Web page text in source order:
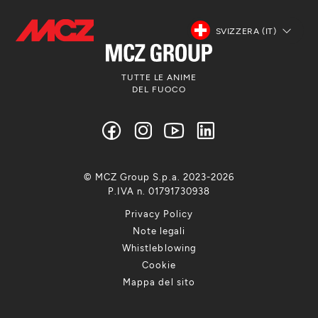
SVIZZERA (IT)
TUTTE LE ANIME
DEL FUOCO
Privacy Policy
Note legali
Whistleblowing
Cookie
Mappa del sito
© MCZ Group S.p.a. 2023-2026
P.IVA n. 01791730938